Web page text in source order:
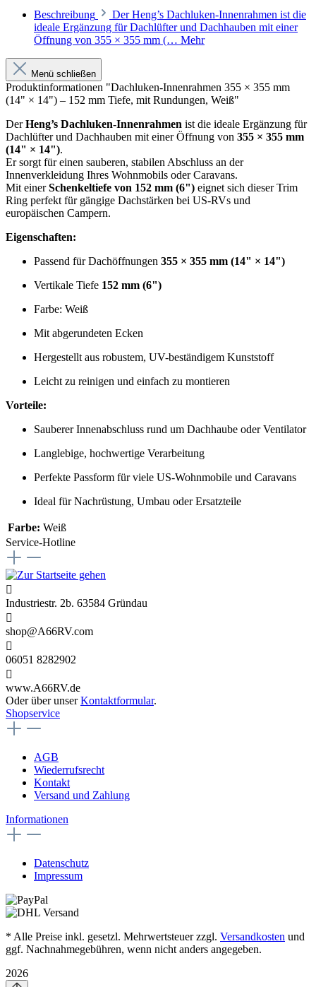
Beschreibung
Der Heng’s Dachluken-Innenrahmen ist die
ideale Ergänzung für Dachlüfter und Dachhauben mit einer
Öffnung von 355 × 355 mm (… Mehr
Menü schließen
Produktinformationen "Dachluken-Innenrahmen 355 × 355 mm
(14" × 14") – 152 mm Tiefe, mit Rundungen, Weiß"
Der Heng’s Dachluken-Innenrahmen ist die ideale Ergänzung für
Dachlüfter und Dachhauben mit einer Öffnung von 355 × 355 mm
(14" × 14").
Er sorgt für einen sauberen, stabilen Abschluss an der
Innenverkleidung Ihres Wohnmobils oder Caravans.
Mit einer Schenkeltiefe von 152 mm (6") eignet sich dieser Trim
Ring perfekt für gängige Dachstärken bei US-RVs und
europäischen Campern.
Eigenschaften:
Passend für Dachöffnungen 355 × 355 mm (14" × 14")
Vertikale Tiefe 152 mm (6")
Farbe: Weiß
Mit abgerundeten Ecken
Hergestellt aus robustem, UV-beständigem Kunststoff
Leicht zu reinigen und einfach zu montieren
Vorteile:
Sauberer Innenabschluss rund um Dachhaube oder Ventilator
Langlebige, hochwertige Verarbeitung
Perfekte Passform für viele US-Wohnmobile und Caravans
Ideal für Nachrüstung, Umbau oder Ersatzteile
Farbe: Weiß
Service-Hotline
Industriestr. 2b. 63584 Gründau
shop@A66RV.com
06051 8282902
www.A66RV.de
Oder über unserKontaktformular.
Shopservice
AGB
Wiederrufsrecht
Kontakt
Versand und Zahlung
Informationen
Datenschutz
Impressum
* Alle Preise inkl. gesetzl. Mehrwertsteuer zzgl. Versandkosten und
ggf. Nachnahmegebühren, wenn nicht anders angegeben.
2026